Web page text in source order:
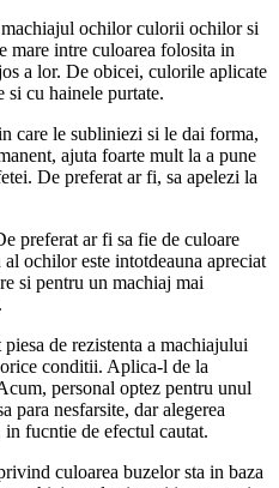
ochilor culorii ochilor si
mare intre culoarea folosita in
a lor. De obicei, culorile aplicate
si cu hainele purtate.
care le subliniezi si le dai forma,
ajuta foarte mult la a pune
De preferat ar fi, sa apelezi la
preferat ar fi sa fie de culoare
ochilor este intotdeauna apreciat
si pentru un machiaj mai
piesa de rezistenta a machiajului
conditii. Aplica-l de la
personal optez pentru unul
para nesfarsite, dar alegerea
fucntie de efectul cautat.
culoarea buzelor sta in baza